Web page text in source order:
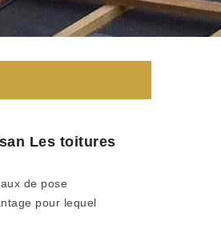
Les toitures
de pose
pour lequel